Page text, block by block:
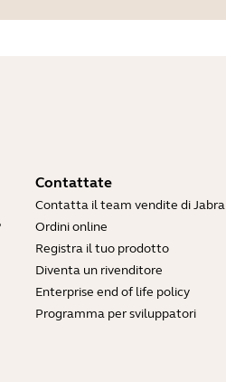
Contattate
Contatta il team vendite di Jabra
Ordini online
Registra il tuo prodotto
Diventa un rivenditore
Enterprise end of life policy
Programma per sviluppatori